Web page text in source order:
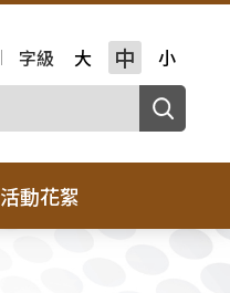
字級 大 中 小
活動花絮